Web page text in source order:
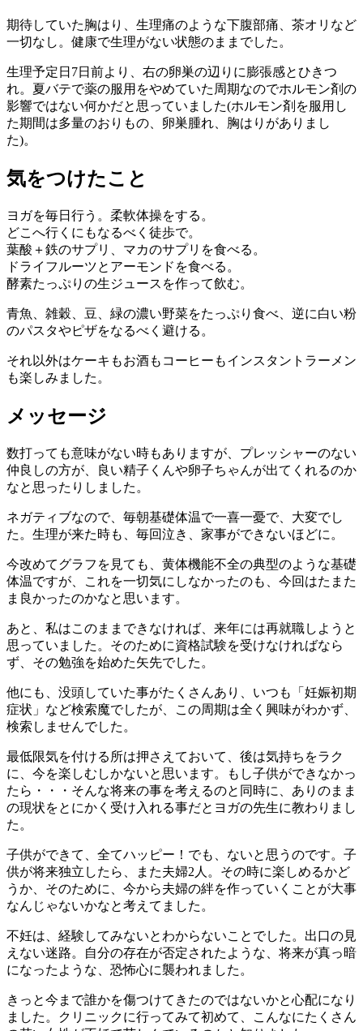
期待していた胸はり、生理痛のような下腹部痛、茶オリなど
一切なし。健康で生理がない状態のままでした。
生理予定日7日前より、右の卵巣の辺りに膨張感とひきつ
れ。夏バテで薬の服用をやめていた周期なのでホルモン剤の
影響ではない何かだと思っていました(ホルモン剤を服用し
た期間は多量のおりもの、卵巣腫れ、胸はりがありまし
た)。
気をつけたこと
ヨガを毎日行う。柔軟体操をする。
どこへ行くにもなるべく徒歩で。
葉酸＋鉄のサプリ、マカのサプリを食べる。
ドライフルーツとアーモンドを食べる。
酵素たっぷりの生ジュースを作って飲む。
青魚、雑穀、豆、緑の濃い野菜をたっぷり食べ、逆に白い粉
のパスタやピザをなるべく避ける。
それ以外はケーキもお酒もコーヒーもインスタントラーメン
も楽しみました。
メッセージ
数打っても意味がない時もありますが、プレッシャーのない
仲良しの方が、良い精子くんや卵子ちゃんが出てくれるのか
なと思ったりしました。
ネガティブなので、毎朝基礎体温で一喜一憂で、大変でし
た。生理が来た時も、毎回泣き、家事ができないほどに。
今改めてグラフを見ても、黄体機能不全の典型のような基礎
体温ですが、これを一切気にしなかったのも、今回はたまた
ま良かったのかなと思います。
あと、私はこのままできなければ、来年には再就職しようと
思っていました。そのために資格試験を受けなければなら
ず、その勉強を始めた矢先でした。
他にも、没頭していた事がたくさんあり、いつも「妊娠初期
症状」など検索魔でしたが、この周期は全く興味がわかず、
検索しませんでした。
最低限気を付ける所は押さえておいて、後は気持ちをラク
に、今を楽しむしかないと思います。もし子供ができなかっ
たら・・・そんな将来の事を考えるのと同時に、ありのまま
の現状をとにかく受け入れる事だとヨガの先生に教わりまし
た。
子供ができて、全てハッピー！でも、ないと思うのです。子
供が将来独立したら、また夫婦2人。その時に楽しめるかど
うか、そのために、今から夫婦の絆を作っていくことが大事
なんじゃないかなと考えてました。
不妊は、経験してみないとわからないことでした。出口の見
えない迷路。自分の存在が否定されたような、将来が真っ暗
になったような、恐怖心に襲われました。
きっと今まで誰かを傷つけてきたのではないかと心配になり
ました。クリニックに行ってみて初めて、こんなにたくさん